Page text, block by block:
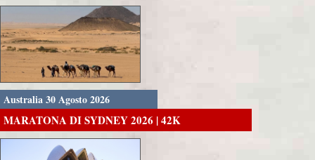
Australia 30 Agosto 2026
MARATONA DI SYDNEY 2026 | 42K